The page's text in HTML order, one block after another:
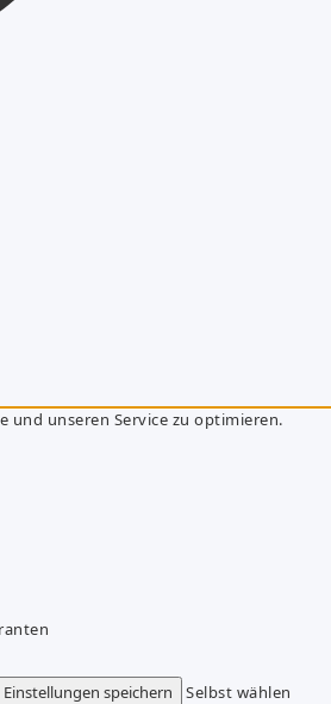
und unseren Service zu optimieren.
Einstellungen speichern
Selbst wählen